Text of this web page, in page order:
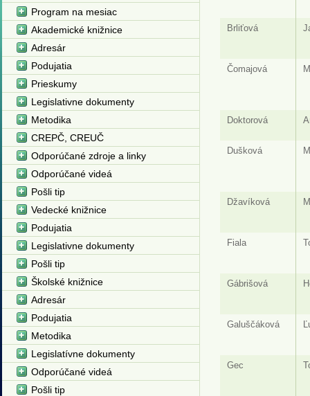
Brliťová
Čomajová
Doktorová
Dušková
Džavíková
Fiala
Gábrišová
Galuščáková
Gec
Program na mesiac
Akademické knižnice
Adresár
Podujatia
Prieskumy
Legislativne dokumenty
Metodika
CREPČ, CREUČ
Odporúčané zdroje a linky
Odporúčané videá
Pošli tip
Vedecké knižnice
Podujatia
Legislativne dokumenty
Pošli tip
Školské knižnice
Adresár
Podujatia
Metodika
Legislatívne dokumenty
Odporúčané videá
Pošli tip